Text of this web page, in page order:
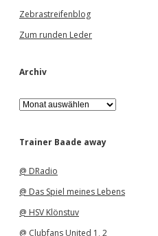
Zebrastreifenblog
Zum runden Leder
Archiv
A
r
h
Trainer Baade away
@ DRadio
@ Das Spiel meines Lebens
@ HSV Klönstuv
@ Clubfans United 1 , 2